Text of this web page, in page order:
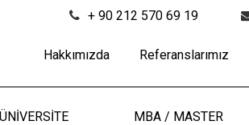
+ 90 212 570 69 19
Hakkımızda Referanslarımız
ÜNİVERSİTE MBA / MASTER